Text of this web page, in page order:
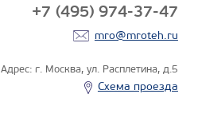
+7 (495) 974-37-47
mro@mroteh.ru
Адрес: г. Москва, ул. Расплетина, д.5
Схема проезда